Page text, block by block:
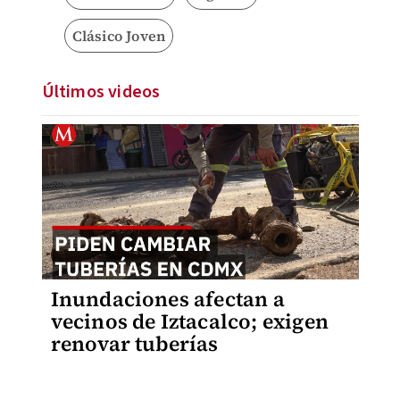
Clásico Joven
Últimos videos
Inundaciones afectan a
vecinos de Iztacalco; exigen
renovar tuberías